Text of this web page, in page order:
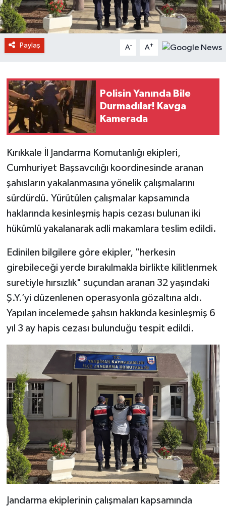
Paylaş A- A+
Polisin Yanında Bile
Durmadılar! Kavga
Kamerada
Kırıkkale İl Jandarma Komutanlığı ekipleri,
Cumhuriyet Başsavcılığı koordinesinde aranan
şahısların yakalanmasına yönelik çalışmalarını
sürdürdü. Yürütülen çalışmalar kapsamında
haklarında kesinleşmiş hapis cezası bulunan iki
hükümlü yakalanarak adli makamlara teslim edildi.
Edinilen bilgilere göre ekipler, "herkesin
girebileceği yerde bırakılmakla birlikte kilitlenmek
suretiyle hırsızlık" suçundan aranan 32 yaşındaki
Ş.Y.’yi düzenlenen operasyonla gözaltına aldı.
Yapılan incelemede şahsın hakkında kesinleşmiş 6
yıl 3 ay hapis cezası bulunduğu tespit edildi.
Jandarma ekiplerinin çalışmaları kapsamında